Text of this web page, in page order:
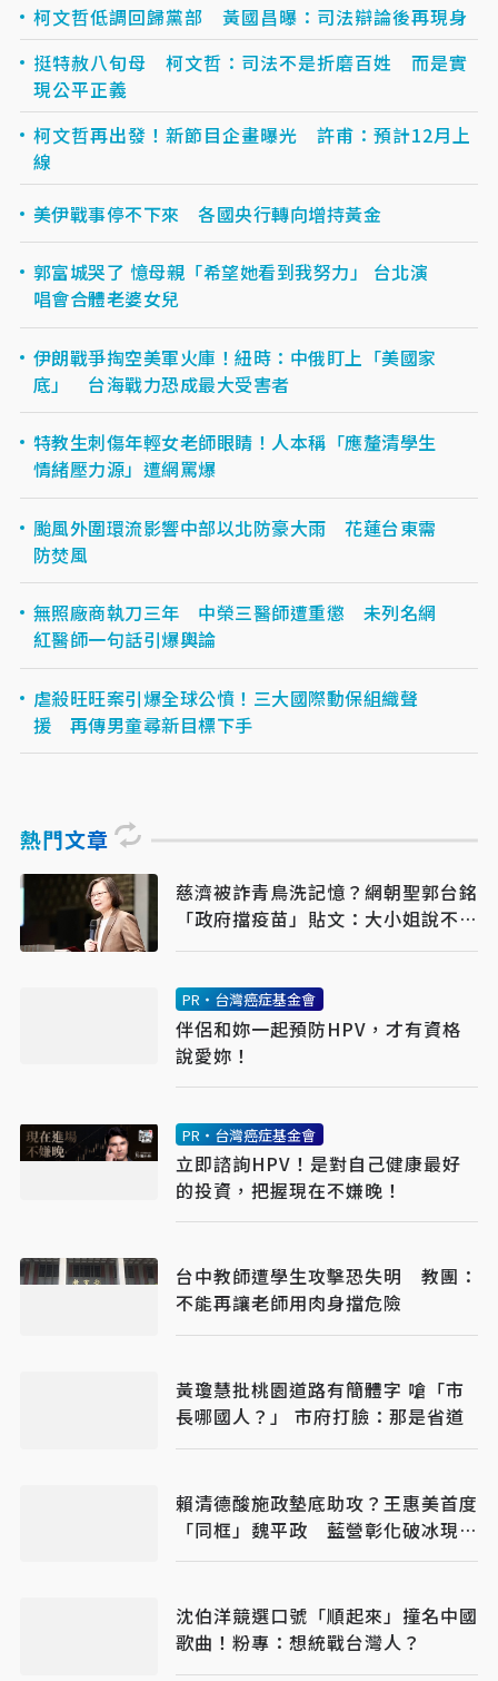
柯文哲低調回歸黨部 黃國昌曝：司法辯論後再現身
挺特赦八旬母 柯文哲：司法不是折磨百姓 而是實
現公平正義
柯文哲再出發！新節目企畫曝光 許甫：預計12月上
線
美伊戰事停不下來 各國央行轉向增持黃金
郭富城哭了 憶母親「希望她看到我努力」 台北演
唱會合體老婆女兒
伊朗戰爭掏空美軍火庫！紐時：中俄盯上「美國家
底」 台海戰力恐成最大受害者
特教生刺傷年輕女老師眼睛！人本稱「應釐清學生
情緒壓力源」遭網罵爆
颱風外圍環流影響中部以北防豪大雨 花蓮台東需
防焚風
無照廠商執刀三年 中榮三醫師遭重懲 未列名網
紅醫師一句話引爆輿論
虐殺旺旺案引爆全球公憤！三大國際動保組織聲
援 再傳男童尋新目標下手
熱門文章
慈濟被詐青鳥洗記憶？網朝聖郭台銘
「政府擋疫苗」貼文：大小姐說不要
買
PR・台灣癌症基金會
伴侶和妳一起預防HPV，才有資格
說愛妳！
PR・台灣癌症基金會
立即諮詢HPV！是對自己健康最好
的投資，把握現在不嫌晚！
台中教師遭學生攻擊恐失明 教團：
不能再讓老師用肉身擋危險
黃瓊慧批桃園道路有簡體字 嗆「市
長哪國人？」 市府打臉：那是省道
賴清德酸施政墊底助攻？王惠美首度
「同框」魏平政 藍營彰化破冰現曙
光
沈伯洋競選口號「順起來」撞名中國
歌曲！粉專：想統戰台灣人？